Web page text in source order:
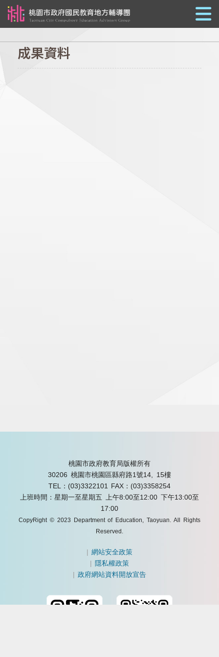
成果資料
桃園市政府教育局版權所有
30206 桃園市桃園區縣府路1號14, 15樓
TEL：(03)3322101
FAX：(03)3358254
上班時間：星期一至星期五 上午8:00至12:00 下午13:00至
17:00
CopyRight © 2023 Department of Education, Taoyuan. All Rights
Reserved.
|網站安全政策
| 隱私權政策
|政府網站資料開放宣告